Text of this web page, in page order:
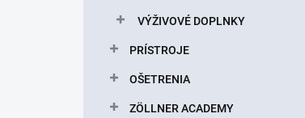
VÝŽIVOVÉ DOPLNKY
PRÍSTROJE
OŠETRENIA
ZÖLLNER ACADEMY